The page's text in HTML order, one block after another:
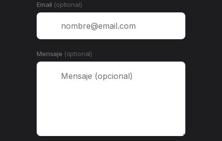
Email (optional)
Mensaje (optional)